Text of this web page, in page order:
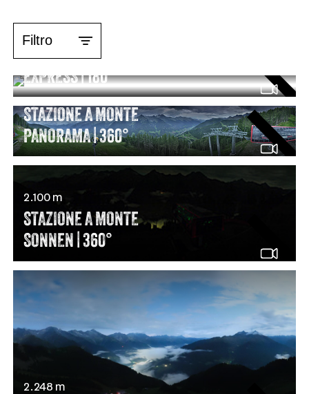
Filtro
1.600 m
STAZIONE A MONTE K-
EXPRESS | 180°
2.085 m
STAZIONE A MONTE
PANORAMA | 360°
2.100 m
STAZIONE A MONTE
SONNEN | 360°
2.248 m